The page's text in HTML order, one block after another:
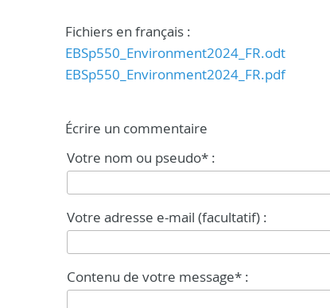
Fichiers en français :
EBSp550_Environment2024_FR.odt
EBSp550_Environment2024_FR.pdf
Écrire un commentaire
Votre nom ou pseudo* :
Votre adresse e-mail (facultatif) :
Contenu de votre message* :